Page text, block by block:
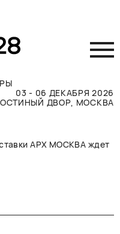
03 - 06 ДЕКАБРЯ 2026
ДВОР, МОСКВА
АРХ МОСКВА ждет